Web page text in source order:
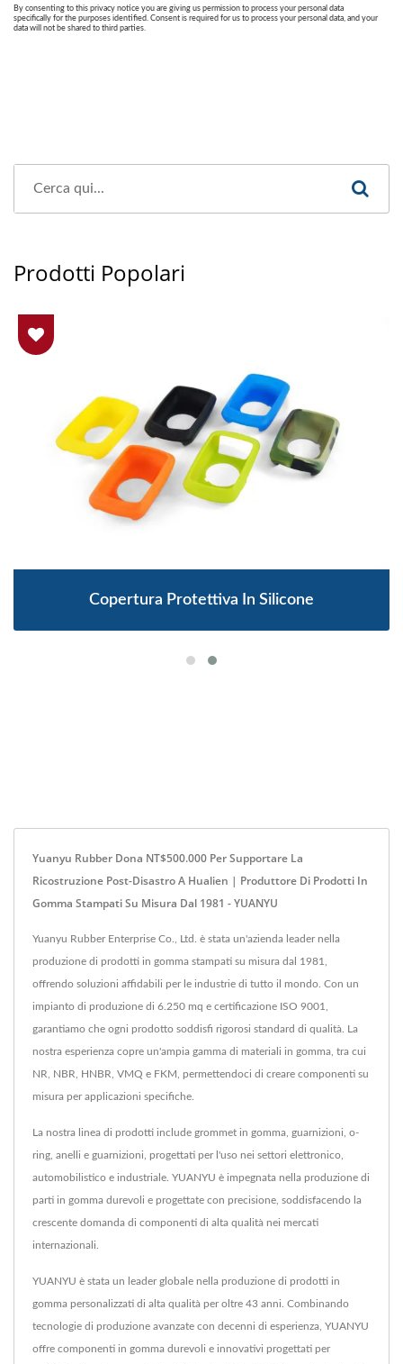
Prodotti Popolari
Copertura Protettiva In Silicone
Yuanyu Rubber Dona NT$500.000 Per Supportare La
Ricostruzione Post-Disastro A Hualien | Produttore Di Prodotti In
Gomma Stampati Su Misura Dal 1981 - YUANYU
Yuanyu Rubber Enterprise Co., Ltd. è stata un'azienda leader nella
produzione di prodotti in gomma stampati su misura dal 1981,
offrendo soluzioni affidabili per le industrie di tutto il mondo. Con un
impianto di produzione di 6.250 mq e certificazione ISO 9001,
garantiamo che ogni prodotto soddisfi rigorosi standard di qualità. La
nostra esperienza copre un'ampia gamma di materiali in gomma, tra cui
NR, NBR, HNBR, VMQ e FKM, permettendoci di creare componenti su
misura per applicazioni specifiche.
La nostra linea di prodotti include grommet in gomma, guarnizioni, o-
ring, anelli e guarnizioni, progettati per l'uso nei settori elettronico,
automobilistico e industriale. YUANYU è impegnata nella produzione di
parti in gomma durevoli e progettate con precisione, soddisfacendo la
crescente domanda di componenti di alta qualità nei mercati
internazionali.
YUANYU è stata un leader globale nella produzione di prodotti in
gomma personalizzati di alta qualità per oltre 43 anni. Combinando
tecnologie di produzione avanzate con decenni di esperienza, YUANYU
offre componenti in gomma durevoli e innovativi progettati per